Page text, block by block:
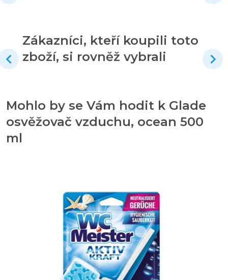
Zákazníci, kteří koupili toto
zboží, si rovněž vybrali
Mohlo by se Vám hodit k Glade
osvěžovač vzduchu, ocean 500
ml